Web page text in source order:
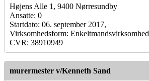
Højens Alle 1, 9400 Nørresundby
Ansatte: 0
Startdato: 06. september 2017,
Virksomhedsform: Enkeltmandsvirksomhed
CVR: 38910949
murermester v/Kenneth Sand